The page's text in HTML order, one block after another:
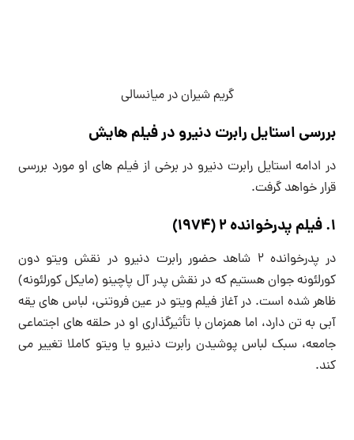
گریم شیران در میانسالی
بررسی استایل رابرت دنیرو در فیلم هایش
در ادامه استایل رابرت دنیرو در برخی از فیلم های او مورد بررسی
قرار خواهد گرفت.
1. فیلم پدرخوانده 2 (1974)
در پدرخوانده 2 شاهد حضور رابرت دنیرو در نقش ویتو دون
کورلئونه جوان هستیم که در نقش پدر آل پاچینو (مایکل کورلئونه)
ظاهر شده است. در آغاز فیلم ویتو در عین فروتنی، لباس های یقه
آبی به تن دارد، اما همزمان با تأثیرگذاری او در حلقه های اجتماعی
جامعه، سبک لباس پوشیدن رابرت دنیرو یا ویتو کاملا تغییر می
کند.